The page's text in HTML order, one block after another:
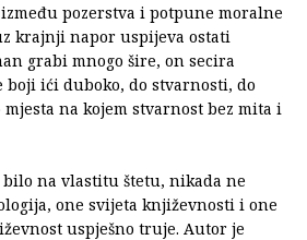
pozerstva i potpune moralne
krajnji napor uspijeva ostati
grabi mnogo šire, on secira
ići duboko, do stvarnosti, do
na kojem stvarnost bez mita i
bilo na vlastitu štetu, nikada ne
one svijeta književnosti i one
uspješno truje. Autor je